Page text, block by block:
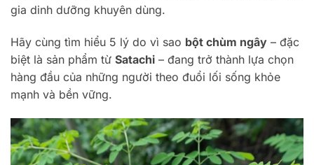
gia dinh dưỡng khuyên dùng.
Hãy cùng tìm hiểu 5 lý do vì sao bột chùm ngây – đặc
biệt là sản phẩm từ Satachi – đang trở thành lựa chọn
hàng đầu của những người theo đuổi lối sống khỏe
mạnh và bền vững.